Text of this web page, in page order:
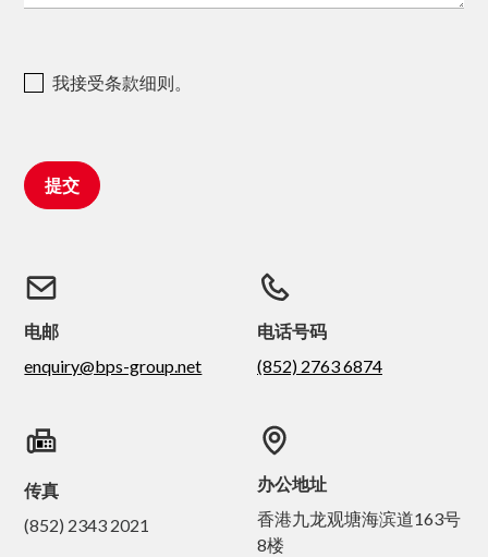
我接受条款细则。
电邮
enquiry@bps-group.net
电话号码
(852) 2763 6874
传真
(852) 2343 2021
办公地址
香港九龙观塘海滨道163号
8楼